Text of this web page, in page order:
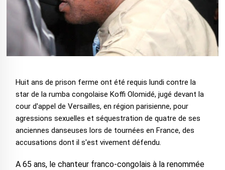
Huit ans de prison ferme ont été requis lundi contre la
star de la rumba congolaise Koffi Olomidé, jugé devant la
cour d'appel de Versailles, en région parisienne, pour
agressions sexuelles et séquestration de quatre de ses
anciennes danseuses lors de tournées en France, des
accusations dont il s'est vivement défendu.
A 65 ans, le chanteur franco-congolais à la renommée